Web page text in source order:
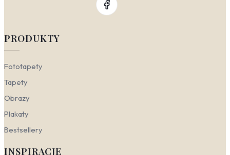
PRODUKTY
Fototapety
Tapety
Obrazy
Plakaty
Bestsellery
INSPIRACJE